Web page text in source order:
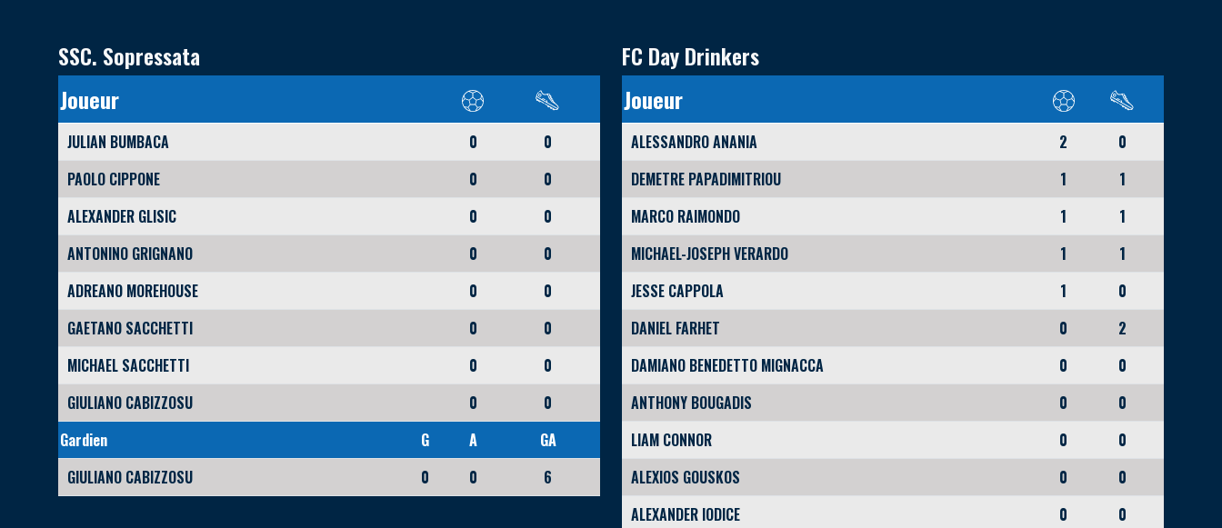
SSC. Sopressata
Joueur
JULIAN BUMBACA 0
0
PAOLO CIPPONE
0
0
ALEXANDER GLISIC
0
0
ANTONINO GRIGNANO
0
0
ADREANO MOREHOUSE
0
0
GAETANO SACCHETTI
0
0
MICHAEL SACCHETTI
0
0
GIULIANO CABIZZOSU
0
0
Gardien
G A
GA
GIULIANO CABIZZOSU
0 0 6
FC Day Drinkers
Joueur
ALESSANDRO ANANIA 2
0
DEMETRE PAPADIMITRIOU
1
1
MARCO RAIMONDO
1
1
MICHAEL-JOSEPH VERARDO
1
1
JESSE CAPPOLA
1
0
DANIEL FARHET
0
2
DAMIANO BENEDETTO MIGNACCA
0
0
ANTHONY BOUGADIS
0
0
LIAM CONNOR
0
0
ALEXIOS GOUSKOS
0
0
ALEXANDER IODICE
0
0